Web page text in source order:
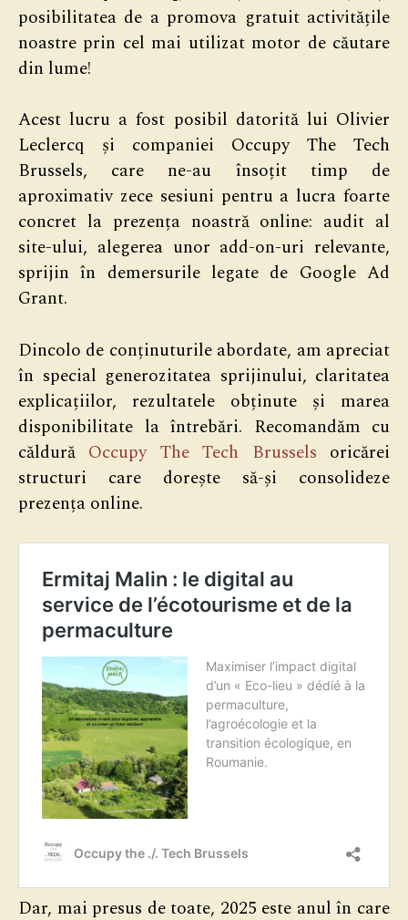
posibilitatea de a promova gratuit activitățile
noastre prin cel mai utilizat motor de căutare
din lume!
Acest lucru a fost posibil datorită lui Olivier
Leclercq și companiei Occupy The Tech
Brussels, care ne-au însoțit timp de
aproximativ zece sesiuni pentru a lucra foarte
concret la prezența noastră online: audit al
site-ului, alegerea unor add-on-uri relevante,
sprijin în demersurile legate de Google Ad
Grant.
Dincolo de conținuturile abordate, am apreciat
în special generozitatea sprijinului, claritatea
explicațiilor, rezultatele obținute și marea
disponibilitate la întrebări. Recomandăm cu
căldură Occupy The Tech Brussels oricărei
structuri care dorește să-și consolideze
prezența online.
Dar, mai presus de toate, 2025 este anul în care